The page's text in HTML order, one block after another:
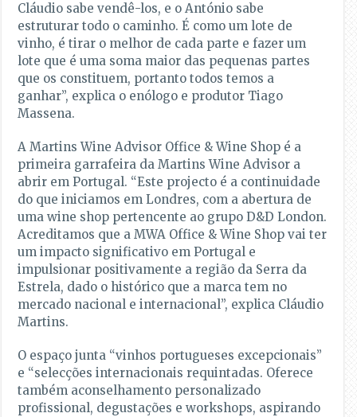
Cláudio sabe vendê-los, e o António sabe
estruturar todo o caminho. É como um lote de
vinho, é tirar o melhor de cada parte e fazer um
lote que é uma soma maior das pequenas partes
que os constituem, portanto todos temos a
ganhar”, explica o enólogo e produtor Tiago
Massena.
A Martins Wine Advisor Office & Wine Shop é a
primeira garrafeira da Martins Wine Advisor a
abrir em Portugal. “Este projecto é a continuidade
do que iniciamos em Londres, com a abertura de
uma wine shop pertencente ao grupo D&D London.
Acreditamos que a MWA Office & Wine Shop vai ter
um impacto significativo em Portugal e
impulsionar positivamente a região da Serra da
Estrela, dado o histórico que a marca tem no
mercado nacional e internacional”, explica Cláudio
Martins.
O espaço junta “vinhos portugueses excepcionais”
e “selecções internacionais requintadas. Oferece
também aconselhamento personalizado
profissional, degustações e workshops, aspirando